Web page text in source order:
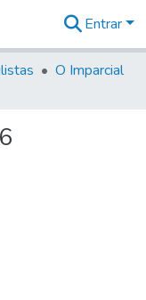
Entrar
O Imparcial